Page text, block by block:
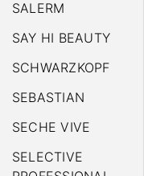
SALERM
SAY HI BEAUTY
SCHWARZKOPF
SEBASTIAN
SECHE VIVE
SELECTIVE